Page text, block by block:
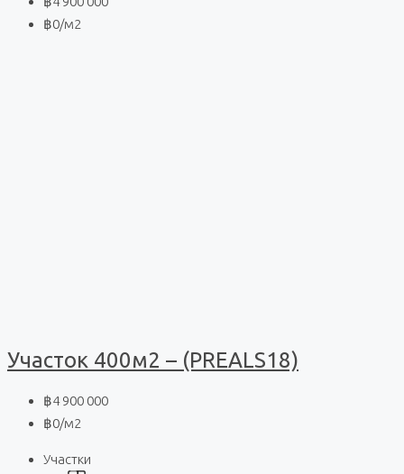
฿0/м2
Участок 400м2 – (PREALS18)
฿4 900 000
฿0/м2
Участки